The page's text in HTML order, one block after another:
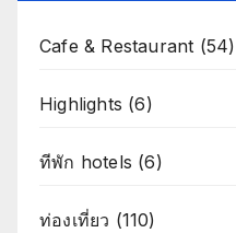
Cafe & Restaurant (54)
Highlights (6)
ทีพัก hotels (6)
ท่องเที่ยว (110)